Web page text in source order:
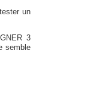
un
3
semble